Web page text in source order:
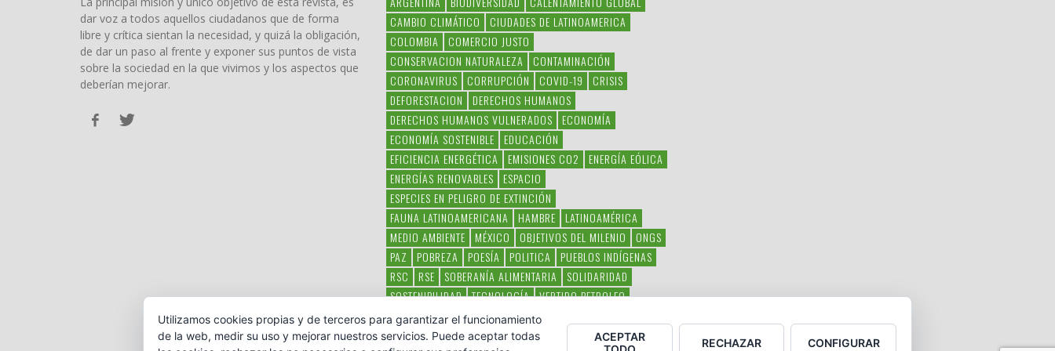
dar voz a todos aquellos ciudadanos que de forma
libre y crítica sientan la necesidad, y quizá la obligación,
de dar un paso al frente y exponer sus puntos de vista
sobre la sociedad en la que vivimos y los aspectos que
deberían mejorar.
CAMBIO CLIMÁTICO
CIUDADES DE LATINOAMERICA
COLOMBIA
COMERCIO JUSTO
CONSERVACION NATURALEZA
CONTAMINACIÓN
CORONAVIRUS
CORRUPCIÓN COVID-19
CRISIS
DEFORESTACION
DERECHOS HUMANOS
DERECHOS HUMANOS VULNERADOS
ECONOMÍA
ECONOMÍA SOSTENIBLE
EDUCACIÓN
EFICIENCIA ENERGÉTICA
EMISIONES CO2
ENERGÍA EÓLICA
ENERGÍAS RENOVABLES
ESPACIO
ESPECIES EN PELIGRO DE EXTINCIÓN
FAUNA LATINOAMERICANA
HAMBRE
LATINOAMÉRICA
MEDIO AMBIENTE
MÉXICO OBJETIVOS DEL MILENIO
ONGS
PAZ
POBREZA POESÍA POLITICA
PUEBLOS INDÍGENAS
RSC
RSE SOBERANÍA ALIMENTARIA
SOLIDARIDAD
SOSTENIBILIDAD TECNOLOGÍA VERTIDO PETROLEO
VIOLENCIA DE GÉNERO.
Utilizamos cookies propias y de terceros para garantizar el funcionamiento
de la web, medir su uso y mejorar nuestros servicios. Puede aceptar todas
ACEPTAR
RECHAZAR CONFIGURAR